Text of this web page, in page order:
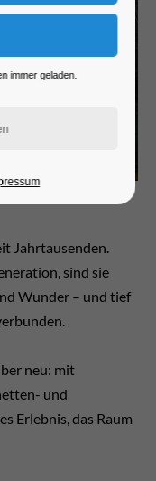
Jahrtausenden.
sind sie
Wunder – und tief
neu: mit
und
Erlebnis, das Raum
immer geladen.